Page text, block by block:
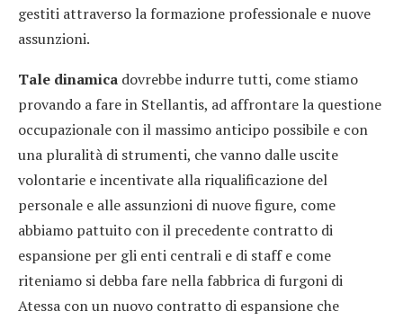
gestiti attraverso la formazione professionale e nuove
assunzioni.
Tale dinamica dovrebbe indurre tutti, come stiamo
provando a fare in Stellantis, ad affrontare la questione
occupazionale con il massimo anticipo possibile e con
una pluralità di strumenti, che vanno dalle uscite
volontarie e incentivate alla riqualificazione del
personale e alle assunzioni di nuove figure, come
abbiamo pattuito con il precedente contratto di
espansione per gli enti centrali e di staff e come
riteniamo si debba fare nella fabbrica di furgoni di
Atessa con un nuovo contratto di espansione che